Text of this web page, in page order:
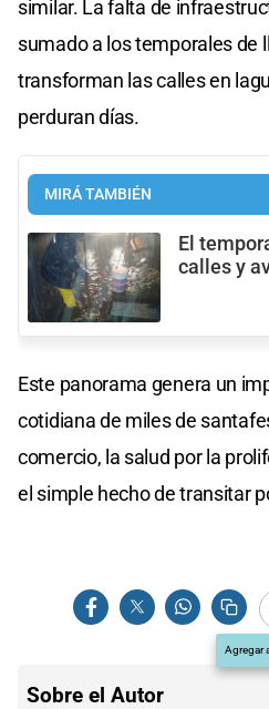
similar. La falta de
sumado a los temporales de
transforman las calles en
perduran días.
MIRÁ TAMBIÉN
El
calles y
Este panorama genera un
cotidiana de miles de
comercio, la salud por la
el simple hecho de transitar
Agregar
Sobre el Autor